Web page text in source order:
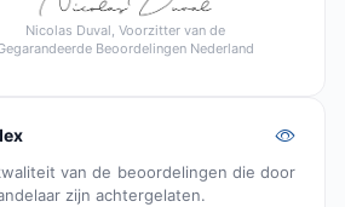
Nicolas Duval, Voorzitter van de
Beoordelingen Nederland
van de beoordelingen die door
zijn achtergelaten.